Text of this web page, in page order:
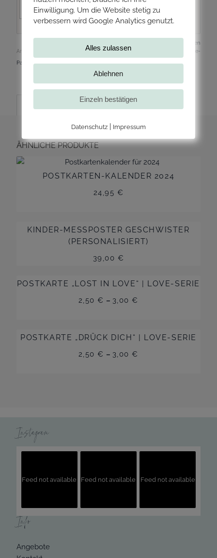
Zurücksetzen
In den Warenkorb
Artikelnummer: Kategorien:Geburt,Geburtstag
Home-
Papeterie,Muttertag,Personalisiert,Prints
ÄHNLICHE PRODUKTE
POSTKARTEN-KALENDER 2024
24,95 €
KINDER-MESSPOSTER GESCHWISTER
(PERSONALISIERT)
39,00 €
POSTKARTE „LOST IN LOVE“ | LOVE-SERIE
2,50€ – 3,00€
POSTKARTE „DRÜCK DICH“ | LOVE-SERIE
2,50€ – 3,00€
Instagram
Feed not available Feed not available Feed not available
Info
Angebote
Einwilligung. Um die Website stetig zu
verbessern wird Google Analytics genutzt.
Alles zulassen
Ablehnen
Einzeln bestätigen
Datenschutz| Impressum